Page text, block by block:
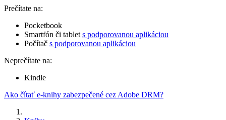
Prečítate na:
Pocketbook
Smartfón či tablet s podporovanou aplikáciou
Počítač s podporovanou aplikáciou
Neprečítate na:
Kindle
Ako čítať e-knihy zabezpečené cez Adobe DRM?